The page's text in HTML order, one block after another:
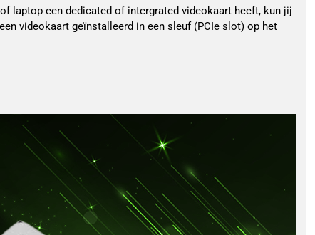
laptop een dedicated of intergrated videokaart heeft, kun jij
videokaart geïnstalleerd in een sleuf (PCIe slot) op het